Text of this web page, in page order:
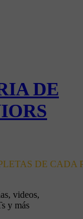
DE
DE CADA
videos,
y más